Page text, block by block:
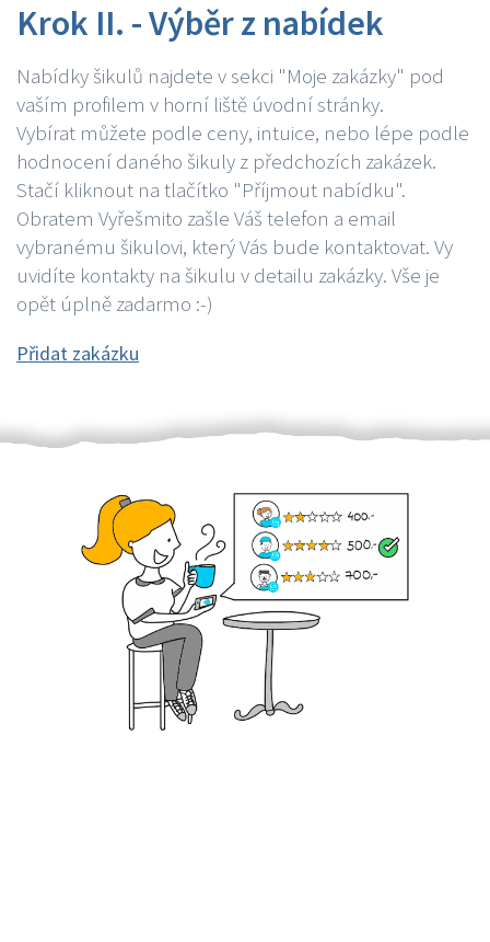
Krok II. - Výběr z nabídek
Nabídky šikulů najdete v sekci "Moje zakázky" pod
vaším profilem v horní liště úvodní stránky.
Vybírat můžete podle ceny, intuice, nebo lépe podle
hodnocení daného šikuly z předchozích zakázek.
Stačí kliknout na tlačítko "Příjmout nabídku".
Obratem Vyřešmito zašle Váš telefon a email
vybranému šikulovi, který Vás bude kontaktovat. Vy
uvidíte kontakty na šikulu v detailu zakázky. Vše je
opět úplně zadarmo :-)
Přidat zakázku